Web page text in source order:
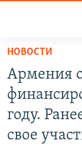
Вернуться
основному
содержанию
Вернутся
главной
СПЕЦПРОЕКТЫ
ГРУЗ 200
ВОДА
НОВОСТИ
Армения
году.
свое